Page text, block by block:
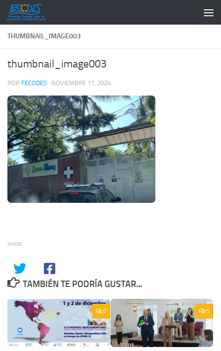
Saltar al contenido
THUMBNAIL_IMAGE003
thumbnail_image003
POR FECODES · NOVIEMBRE 11, 2024
SHARE
TAMBIÉN TE PODRÍA GUSTAR...
0 0